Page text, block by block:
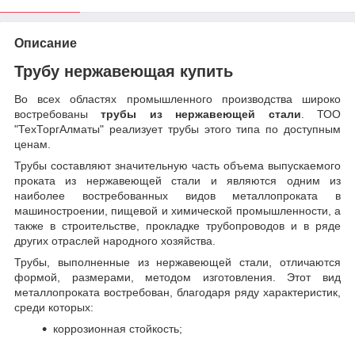
Описание
Трубу нержавеющая купить
Во всех областях промышленного производства широко
востребованытрубы из нержавеющей стали. ТОО
"ТехТоргАлматы" реализует трубы этого типа по доступным
ценам.
Трубы составляют значительную часть объема выпускаемого
проката из нержавеющей стали и являются одним из
наиболее востребованных видов металлопроката в
машиностроении, пищевой и химической промышленности, а
также в строительстве, прокладке трубопроводов и в ряде
других отраслей народного хозяйства.
Трубы, выполненные из нержавеющей стали, отличаются
формой, размерами, методом изготовления. Этот вид
металлопроката востребован, благодаря ряду характеристик,
среди которых:
коррозионная стойкость;